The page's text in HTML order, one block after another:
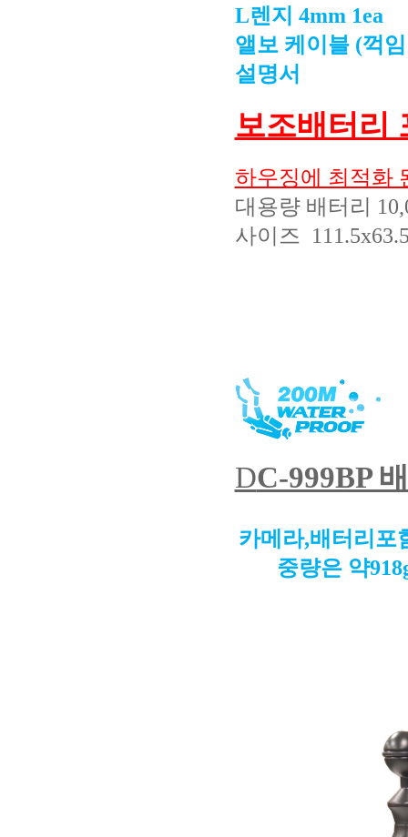
L렌지 4mm 1ea
앨보 케이블 (꺽
설명서
보조배터리
하우징에 최적화
대용량 배터리
사이즈
DC-999BP
카메라,배터리포
중량은 약